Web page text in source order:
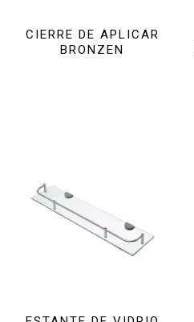
CIERRE DE APLICAR
BRONZEN